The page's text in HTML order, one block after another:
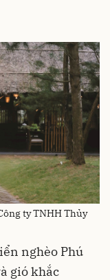
ty TNHH Thủy
nghèo Phú
gió khắc